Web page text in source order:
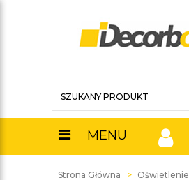
MENU
Strona Główna Oświetlenie